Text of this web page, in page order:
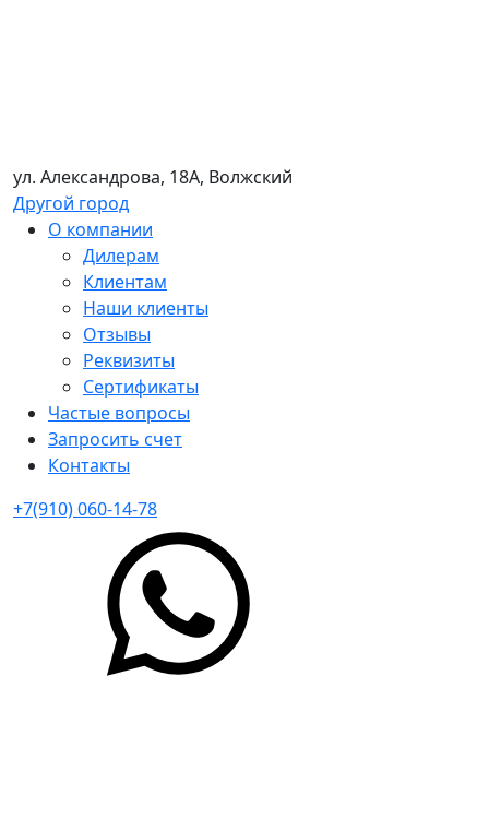
ул. Александрова, 18А, Волжский
Другой город
О компании
Дилерам
Клиентам
Наши клиенты
Отзывы
Реквизиты
Сертификаты
Частые вопросы
Запросить счет
Контакты
+7(910) 060-14-78